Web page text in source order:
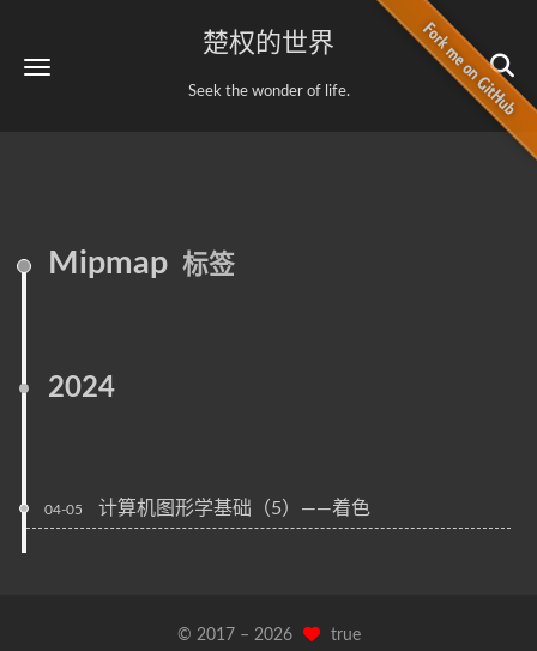
楚权的世界
Seek the wonder of life.
Mipmap 标签
2024
04-05 计算机图形学基础（5）——着色
© 2017 – 2026
true